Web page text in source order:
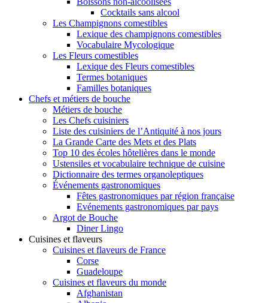
Cocktails sans alcool
Les Champignons comestibles
Lexique des champignons comestibles
Vocabulaire Mycologique
Les Fleurs comestibles
Lexique des Fleurs comestibles
Termes botaniques
Familles botaniques
Chefs et métiers de bouche
Métiers de bouche
Les Chefs cuisiniers
Liste des cuisiniers de l’Antiquité à nos jours
La Grande Carte des Mets et des Plats
Top 10 des écoles hôtelières dans le monde
Ustensiles et vocabulaire technique de cuisine
Dictionnaire des termes organoleptiques
Événements gastronomiques
Fêtes gastronomiques par région française
Evénements gastronomiques par pays
Argot de Bouche
Diner Lingo
Cuisines et flaveurs
Cuisines et flaveurs de France
Corse
Guadeloupe
Cuisines et flaveurs du monde
Afghanistan